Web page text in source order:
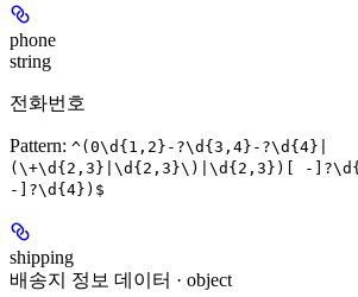
phone
string
전화번호
Pattern: ^(0\d{1,2}-?\d{3,4}-?\d{4}|
(\+\d{2,3}|\d{2,3}\)|\d{2,3})[ -
-]?\d{4})$
shipping
배송지 정보 데이터 · object